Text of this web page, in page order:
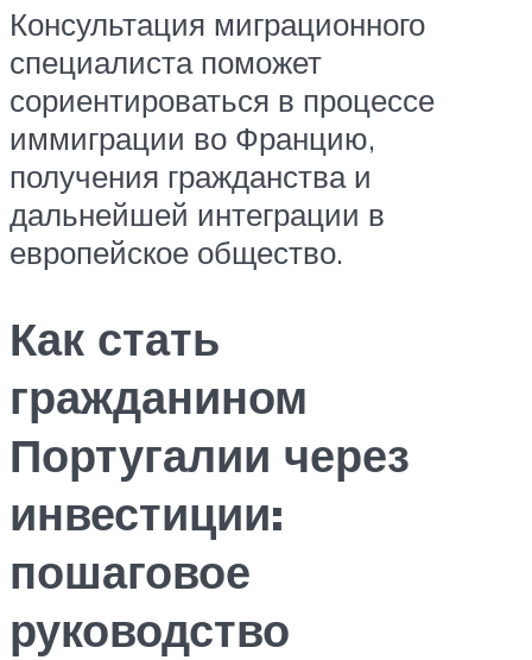
Консультация миграционного
специалиста поможет
сориентироваться в процессе
иммиграции во Францию,
получения гражданства и
дальнейшей интеграции в
европейское общество.
Как стать
гражданином
Португалии через
инвестиции:
пошаговое
руководство